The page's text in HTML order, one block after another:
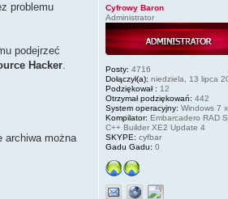
problemu
podejrzeć
Hacker.
archiwa można
Cyfrowy Baron
Administrator
Posty: 4716
Dołączył(a): niedziela, 13 lipca
Podziękował : 12
Otrzymał podziękowań: 442
System operacyjny: Windows 7
Kompilator: Embarcadero RAD
C++ Builder XE2 Update 4
SKYPE: cyfbar
Gadu Gadu: 0